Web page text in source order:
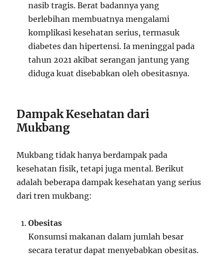
nasib tragis. Berat badannya yang
berlebihan membuatnya mengalami
komplikasi kesehatan serius, termasuk
diabetes dan hipertensi. Ia meninggal pada
tahun 2021 akibat serangan jantung yang
diduga kuat disebabkan oleh obesitasnya.
Dampak Kesehatan dari
Mukbang
Mukbang tidak hanya berdampak pada
kesehatan fisik, tetapi juga mental. Berikut
adalah beberapa dampak kesehatan yang serius
dari tren mukbang:
Obesitas
Konsumsi makanan dalam jumlah besar
secara teratur dapat menyebabkan obesitas.